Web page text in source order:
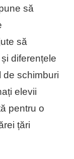
să
să
diferențele
de schimburi
elevii
pentru o
țări